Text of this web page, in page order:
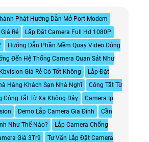
Phát Hướng Dẫn Mở Port Modem
Rẻ
Lắp Đặt Camera Full Hd 1080P
Hướng Dẫn Phần Mềm Quay Video Đóng
Đến Hệ Thống Camera Quan Sát Như
Giá Rẻ Có Tốt Không
Lắp Đặt
Hàng Khách Sạn Nhà Nghĩ
Công Tắt Từ
Công Tắt Từ Xa Không Dây
Camera Ip
Demo Lắp Camera Gia Đình
Cần
Như Thế Nào?
Lắp Camera Chống
Giá 3Tr9
Tư Vấn Lắp Đặt Camera